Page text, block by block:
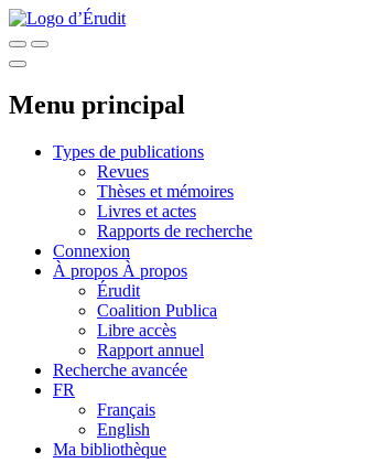
Menu principal
Types de publications
Revues
Thèses et mémoires
Livres et actes
Rapports de recherche
Connexion
À propos À propos
Érudit
Coalition Publica
Libre accès
Rapport annuel
Recherche avancée
FR
Français
English
Ma bibliothèque